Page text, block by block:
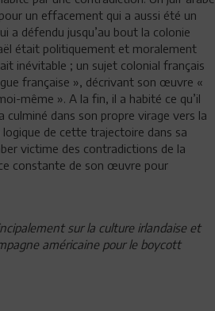
un effacement qui a aussi été un
a défendu jusqu’au bout la colonie
était politiquement et moralement
inévitable ; un sujet colonial français
française », décrivant son œuvre «
même ». A la fin, il a habité ce qu’il
dans son propre virage vers la
de cette trajectoire dans sa
victime des contradictions de la
constante de son œuvre pour
sur la culture irlandaise et
américaine pour le boycott